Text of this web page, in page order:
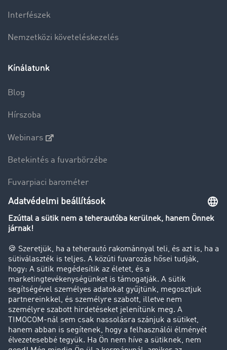
Interfészek
Nemzetközi követeléskezelés
Kínálatunk
Blog
Hírszoba
Webinars
Betekintés a fuvarbörzébe
Fuvarpiaci barométer
Transzportlexikon
Tehergépkocsi-forgalomkorlátozás
Cég
Sikertörténetek
Ügyfél hoz ügyfelet
Jogi információk